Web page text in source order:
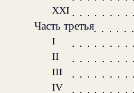
XXI
Часть третья
I
II
III
IV